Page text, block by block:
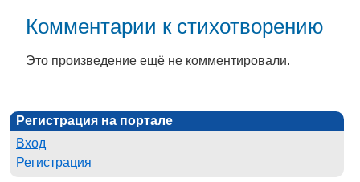
Комментарии к стихотворению
Это произведение ещё не комментировали.
Регистрация на портале
Вход
Регистрация